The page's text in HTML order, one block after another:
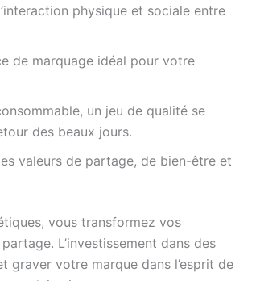
physique et sociale entre
de marquage idéal pour votre
un jeu de qualité se
des beaux jours.
valeurs de partage, de bien-être et
vous transformez vos
L’investissement dans des
votre marque dans l’esprit de